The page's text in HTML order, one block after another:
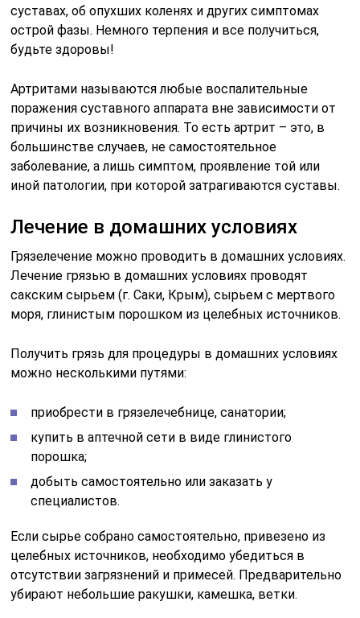
суставах, об опухших коленях и других симптомах
острой фазы. Немного терпения и все получиться,
будьте здоровы!
Артритами называются любые воспалительные
поражения суставного аппарата вне зависимости от
причины их возникновения. То есть артрит – это, в
большинстве случаев, не самостоятельное
заболевание, а лишь симптом, проявление той или
иной патологии, при которой затрагиваются суставы.
Лечение в домашних условиях
Грязелечение можно проводить в домашних условиях.
Лечение грязью в домашних условиях проводят
сакским сырьем (г. Саки, Крым), сырьем с мертвого
моря, глинистым порошком из целебных источников.
Получить грязь для процедуры в домашних условиях
можно несколькими путями:
приобрести в грязелечебнице, санатории;
купить в аптечной сети в виде глинистого
порошка;
добыть самостоятельно или заказать у
специалистов.
Если сырье собрано самостоятельно, привезено из
целебных источников, необходимо убедиться в
отсутствии загрязнений и примесей. Предварительно
убирают небольшие ракушки, камешка, ветки.